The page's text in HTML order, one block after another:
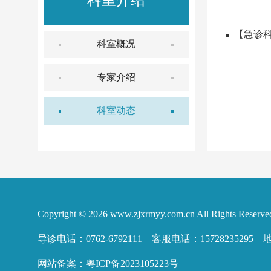
科室概况
专家介绍
科室动态
【急诊
Copyright © 2026 www.zjxrmyy.com.cn All Rights
导诊电话：0762-6792111 客服电话：15728235295
网站备案： 粤ICP备2023105223号